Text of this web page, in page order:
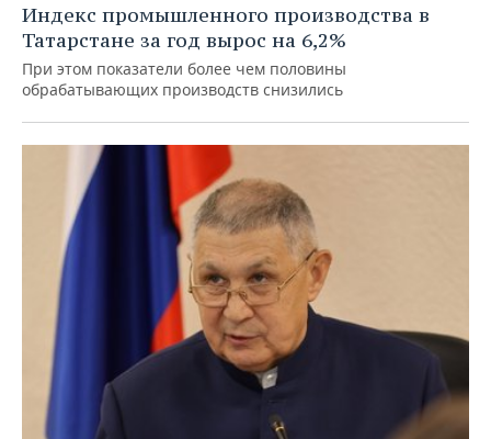
Индекс промышленного производства в
Татарстане за год вырос на 6,2%
При этом показатели более чем половины
обрабатывающих производств снизились